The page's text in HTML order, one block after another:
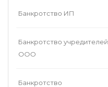
Банкротство ИП
Банкротство учредителей
ООО
Банкротство